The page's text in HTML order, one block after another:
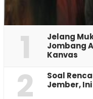
1
Jelang
Jombang
Kanvas
2
‎Soal
Jember,